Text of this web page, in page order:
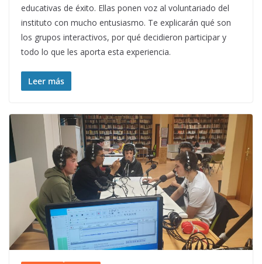
educativas de éxito. Ellas ponen voz al voluntariado del
instituto con mucho entusiasmo. Te explicarán qué son
los grupos interactivos, por qué decidieron participar y
todo lo que les aporta esta experiencia.
Leer más